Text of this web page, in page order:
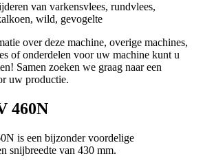
van varkensvlees, rundvlees,
wild, gevogelte
over deze machine, overige machines,
of onderdelen voor uw machine kunt u
Samen zoeken we graag naar een
uw productie.
460N
is een bijzonder voordelige
snijbreedte van 430 mm.